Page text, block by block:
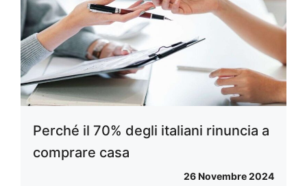
Perché il 70% degli italiani rinuncia a
comprare casa
26 Novembre 2024